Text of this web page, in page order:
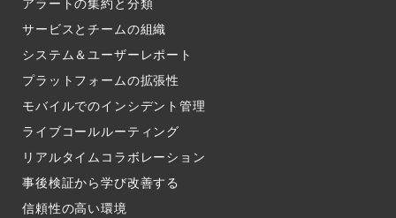
サービスとチームの組織​
システム＆ユーザーレポート​
プラットフォームの拡張性
モバイルでのインシデント管理​
ライブコールルーティング​
リアルタイムコラボレーション​
事後検証から学び改善する
信頼性の高い環境​